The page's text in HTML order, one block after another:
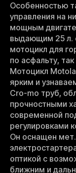
Особенностью
управления на
мощным
выдающим 25 л.
мотоцикл для
по асфальту,
Мотоцикл
ярким и
Cro-mo труб,
прочностными
современной
регулировками
Он оснащен
оптикой с
ближним и